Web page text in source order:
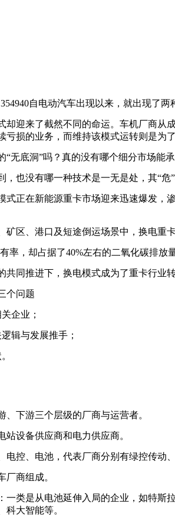
自电动汽车出现以来，就出现了
却迎来了截然不同的命运。车机厂商
损的业务，而维持该模式运转则是为
无底洞”吗？真的没有哪个细分市场能
也没有哪一种技术是一无是处，其“危”
式正在新能源重卡市场迎来迅速爆发
矿区、港口及短途倒运场景中，换电重
率，却占据了40%左右的二氧化碳排
同推进下，换电模式成为了重卡行业
个问题
企业；
辑与发展推手；
下游三个层级的厂商与运营者。
设备供应商和电力供应商。
电控、电池，代表厂商分别有绿控传动
厂商组成。
一类是从电池延伸入局的企业，如特
科大智能等。